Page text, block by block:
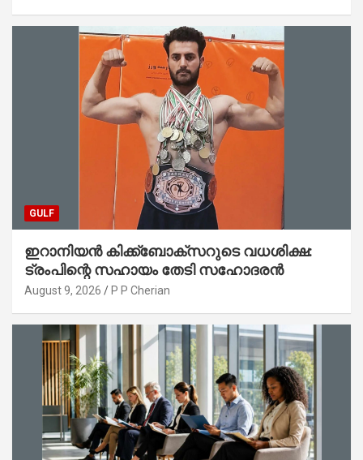
GULF
ഇറാനിയൻ കിക്ക്ബോക്സറുടെ വധശിക്ഷ:
ട്രംപിന്റെ സഹായം തേടി സഹോദരൻ
August 9, 2026 P P Cherian